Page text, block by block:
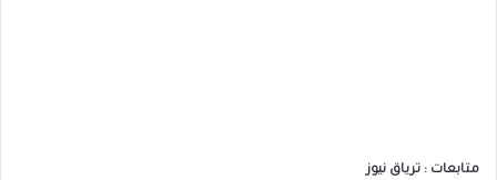
متابعات : ترياق نيوز